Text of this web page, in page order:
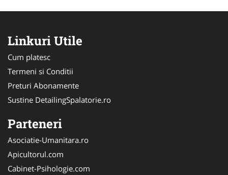
Linkuri Utile
Cum platesc
Termeni si Conditii
Preturi Abonamente
Sustine DetailingSpalatorie.ro
Parteneri
Asociatie-Umanitara.ro
Apicultorul.com
Cabinet-Psihologie.com